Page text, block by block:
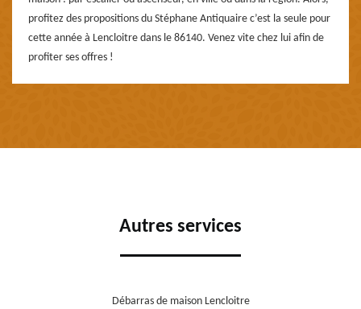
profitez des propositions du Stéphane Antiquaire c’est la seule pour
cette année à Lencloitre dans le 86140. Venez vite chez lui afin de
profiter ses offres !
Autres services
Débarras de maison Lencloitre